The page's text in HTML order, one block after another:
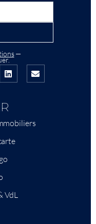
—
VdL